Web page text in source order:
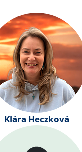
Klára Heczková